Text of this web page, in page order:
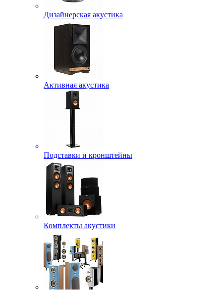
Дизайнерская акустика
Активная акустика
Подставки и кронштейны
Комплекты акустики